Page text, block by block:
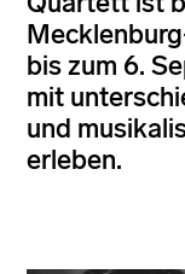
bis zum 6.
mit
und
erleben.